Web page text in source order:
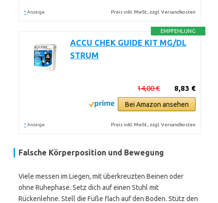
* Anzeige Preis inkl. MwSt., zzgl. Versandkosten
EMPFEHLUNG
ACCU CHEK GUIDE KIT MG/DL
STRUM
8,83 €
14,00 €
Bei Amazon ansehen
* Anzeige Preis inkl. MwSt., zzgl. Versandkosten
Falsche Körperposition und Bewegung
Viele messen im Liegen, mit überkreuzten Beinen oder
ohne Ruhephase. Setz dich auf einen Stuhl mit
Rückenlehne. Stell die Füße flach auf den Boden. Stütz den